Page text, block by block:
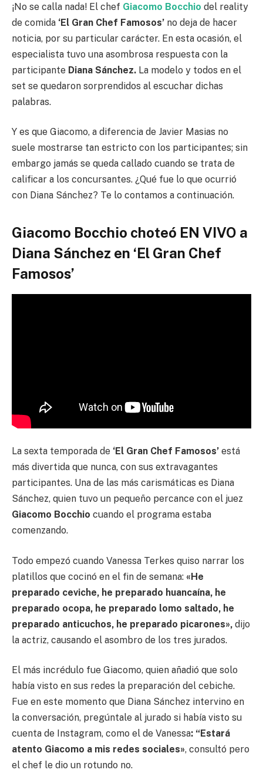
¡No se calla nada! El chef Giacomo Bocchio del reality
de comida ‘El Gran Chef Famosos’ no deja de hacer
noticia, por su particular carácter. En esta ocasión, el
especialista tuvo una asombrosa respuesta con la
participante Diana Sánchez. La modelo y todos en el
set se quedaron sorprendidos al escuchar dichas
palabras.
Y es que Giacomo, a diferencia de Javier Masias no
suele mostrarse tan estricto con los participantes; sin
embargo jamás se queda callado cuando se trata de
calificar a los concursantes. ¿Qué fue lo que ocurrió
con Diana Sánchez? Te lo contamos a continuación.
Giacomo Bocchio choteó EN VIVO a
Diana Sánchez en ‘El Gran Chef
Famosos’
La sexta temporada de ‘El Gran Chef Famosos’ está
más divertida que nunca, con sus extravagantes
participantes. Una de las más carismáticas es Diana
Sánchez, quien tuvo un pequeño percance con el juez
Giacomo Bocchio cuando el programa estaba
comenzando.
Todo empezó cuando Vanessa Terkes quiso narrar los
platillos que cocinó en el fin de semana: «He
preparado ceviche, he preparado huancaína, he
preparado ocopa, he preparado lomo saltado, he
preparado anticuchos, he preparado picarones», dijo
la actriz, causando el asombro de los tres jurados.
El más incrédulo fue Giacomo, quien añadió que solo
había visto en sus redes la preparación del cebiche.
Fue en este momento que Diana Sánchez intervino en
la conversación, pregúntale al jurado si había visto su
cuenta de Instagram, como el de Vanessa: “Estará
atento Giacomo a mis redes sociales», consultó pero
el chef le dio un rotundo no.